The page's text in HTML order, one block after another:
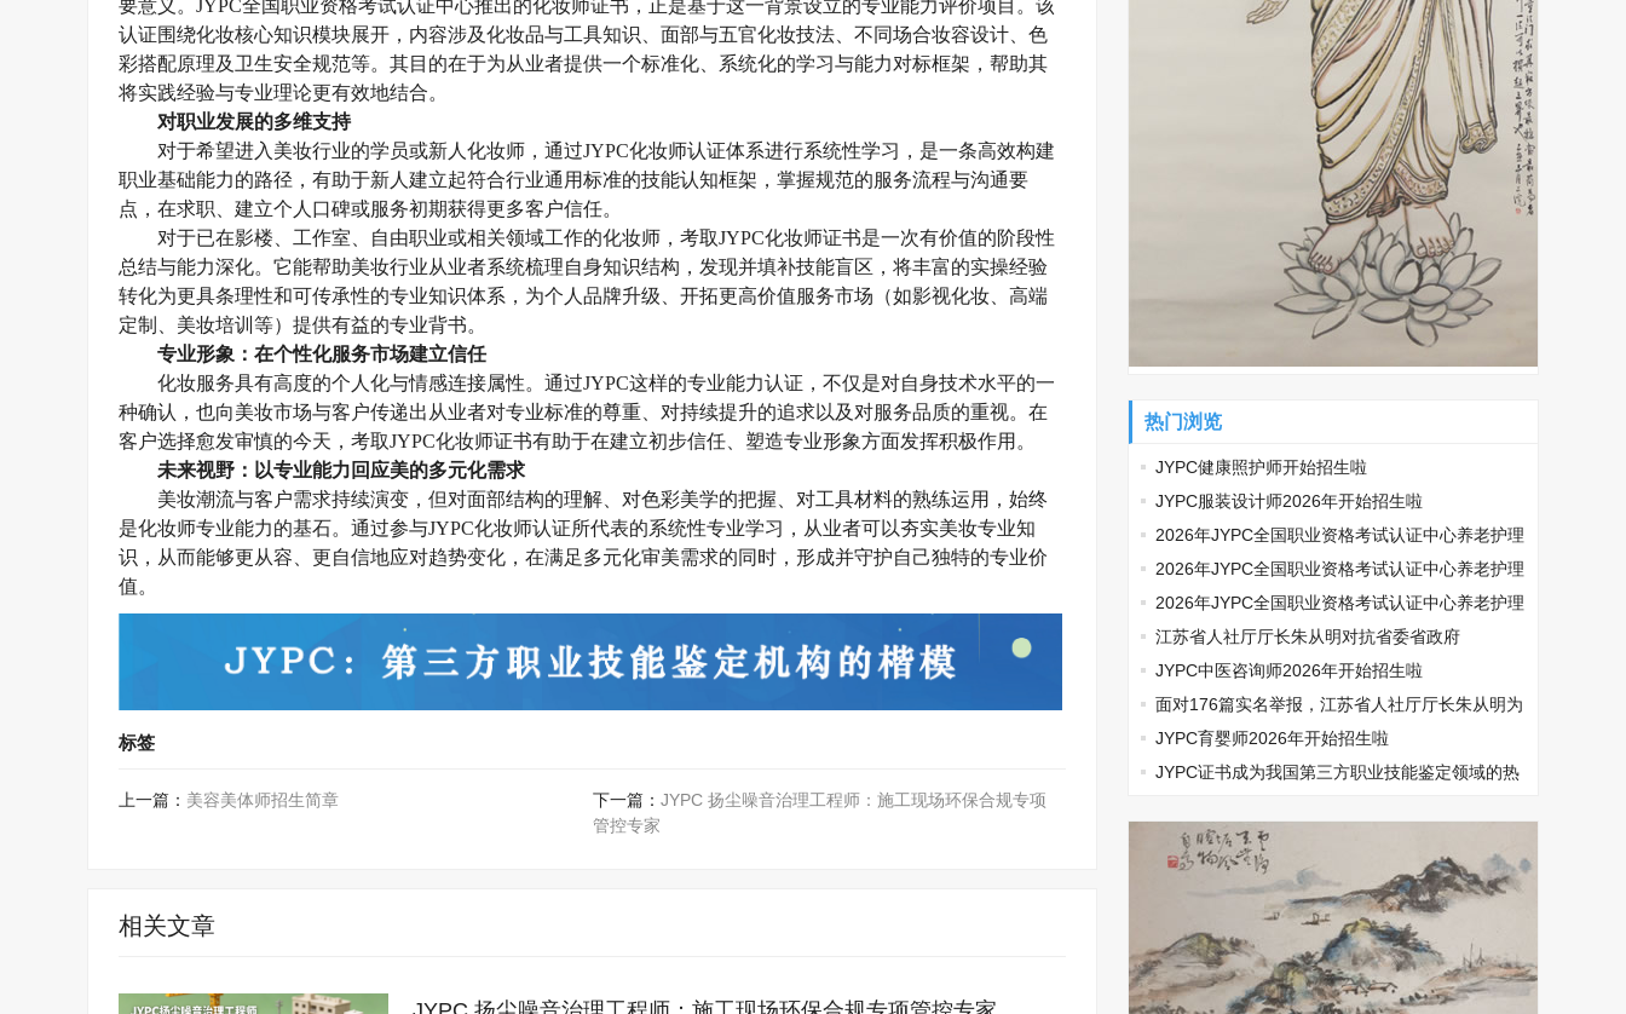
要意义。 JYPC全国职业资格考试认证中心推出的化妆师证书，正是基于这一背景设立的专业能力评价项目。该
认证围绕化妆核心知识模块展开，内容涉及化妆品与工具知识、面部与五官化妆技法、不同场合妆容设计、色
彩搭配原理及卫生安全规范等。其目的在于为从业者提供一个标准化、系统化的学习与能力对标框架，帮助其
将实践经验与专业理论更有效地结合。
对职业发展的多维支持
对于希望进入美妆行业的学员或新人化妆师，通过JYPC化妆师认证体系进行系统性学习，是一条高效构建
职业基础能力的路径 ， 有助于新人建立起符合行业通用标准的技能认知框架，掌握规范的服务流程与沟通要
点，在求职、建立个人口碑或服务初期获得更多客户信任。
对于已在影楼、工作室、自由职业或相关领域工作的化妆师，考取JYPC化妆师证书是一次有价值的阶段性
总结与能力深化。它能帮助美妆行业从业者系统梳理自身知识结构，发现并填补技能盲区，将丰富的实操经验
转化为更具条理性和可传承性的专业知识体系，为个人品牌升级、开拓更高价值服务市场（如影视化妆、高端
定制、美妆培训等）提供有益的专业背书。
专业形象：在个性化服务市场建立信任
化妆服务具有高度的个人化与情感连接属性。通过JYPC这样的专业能力认证，不仅是对自身技术水平的一
种确认，也向美妆市场与客户传递出从业者对专业标准的尊重、对持续提升的追求以及对服务品质的重视。在
客户选择愈发审慎的今天， 考取JYPC化妆师证书有助于在建立初步信任、塑造专业形象方面发挥积极作用。
未来视野：以专业能力回应美的多元化需求
美妆潮流与客户需求持续演变，但对面部结构的理解、对色彩美学的把握、对工具材料的熟练运用，始终
是化妆师专业能力的基石。通过参与JYPC化妆师认证所代表的系统性专业学习，从业者可以夯实美妆专业知
识， 从而能够更从容、更自信地应对趋势变化，在满足多元化审美需求的同时，形成并守护自己独特的专业价
值。
标签
上一篇： 美容美体师招生简章 下一篇： JYPC 扬尘噪音治理工程师：施工现场环保合规专项
管控专家
相关文章
热门浏览
JYPC健康照护师开始招生啦
JYPC服装设计师2026年开始招生啦
2026年JYPC全国职业资格考试认证中心养老护理
师开始报名啦
2026年JYPC全国职业资格考试认证中心养老护理
师开始报名啦
2026年JYPC全国职业资格考试认证中心养老护理
师开始报名啦
江苏省人社厅厅长朱从明对抗省委省政府
JYPC中医咨询师2026年开始招生啦
面对176篇实名举报，江苏省人社厅厅长朱从明为
何选择沉默
JYPC育婴师2026年开始招生啦
​JYPC证书成为我国第三方职业技能鉴定领域的热